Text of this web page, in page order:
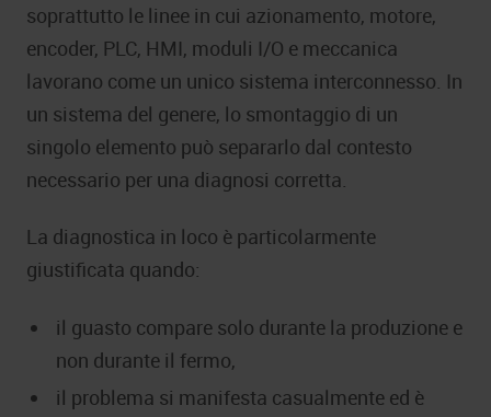
soprattutto le linee in cui azionamento, motore,
encoder, PLC, HMI, moduli I/O e meccanica
lavorano come un unico sistema interconnesso. In
un sistema del genere, lo smontaggio di un
singolo elemento può separarlo dal contesto
necessario per una diagnosi corretta.
La diagnostica in loco è particolarmente
giustificata quando:
il guasto compare solo durante la produzione e
non durante il fermo,
il problema si manifesta casualmente ed è